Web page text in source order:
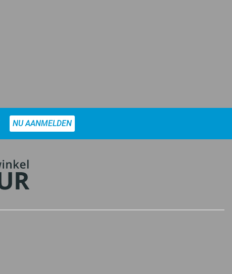
NU AANMELDEN